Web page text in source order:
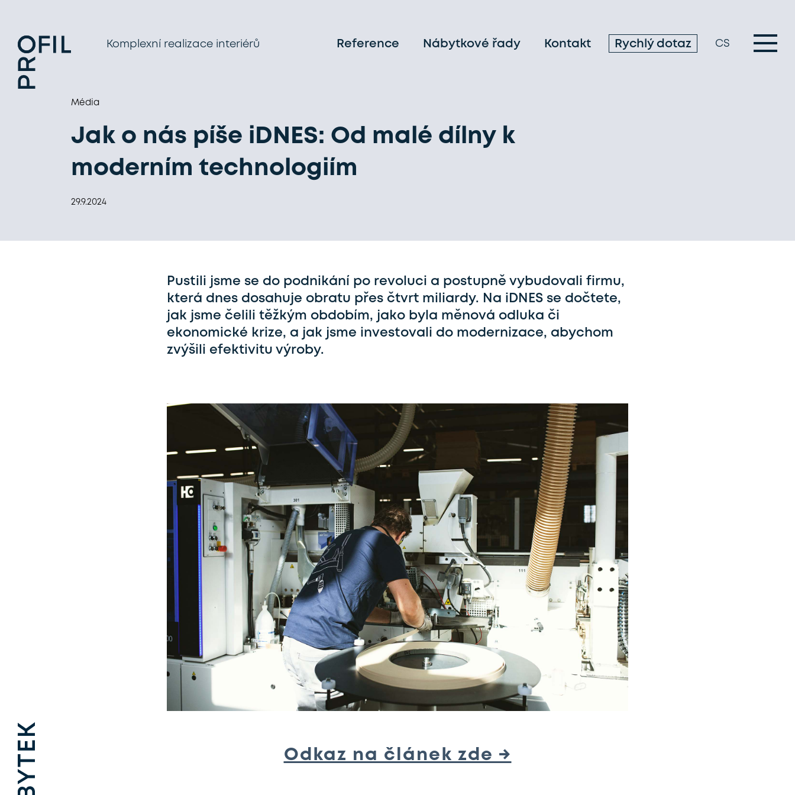
Komplexní realizace interiérů Reference Nábytkové řady Kontakt Rychlý dotaz CS
Média
Jak o nás píše iDNES: Od malé dílny k
moderním technologiím
29.9.2024
Pustili jsme se do podnikání po revoluci a postupně vybudovali firmu,
která dnes dosahuje obratu přes čtvrt miliardy. Na iDNES se dočtete,
jak jsme čelili těžkým obdobím, jako byla měnová odluka či
ekonomické krize, a jak jsme investovali do modernizace, abychom
zvýšili efektivitu výroby.
Odkaz na článek zde →